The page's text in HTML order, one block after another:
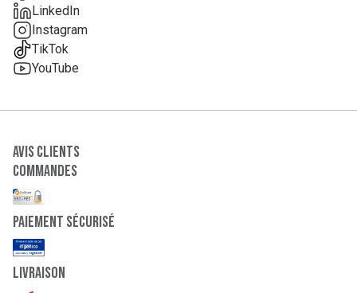
LinkedIn
Instagram
TikTok
YouTube
Avis clients
Commandes
paiement sécurisé
Livraison